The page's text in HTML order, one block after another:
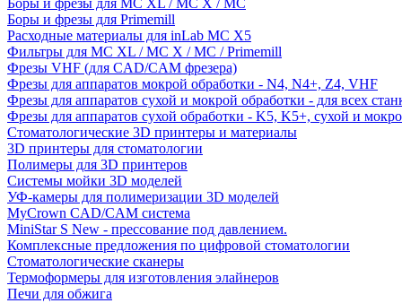
Боры и фрезы для MC XL / MC X / MC
Боры и фрезы для Primemill
Расходные материалы для inLab MC X5
Фильтры для MC XL / MC X / MC / Primemill
Фрезы VHF (для CAD/CAM фрезера)
Фрезы для аппаратов мокрой обработки - N4, N4+, Z4, VHF
Фрезы для аппаратов сухой и мокрой обработки - для всех
Фрезы для аппаратов сухой обработки - K5, K5+, сухой и
Стоматологические 3D принтеры и материалы
3D принтеры для стоматологии
Полимеры для 3D принтеров
Системы мойки 3D моделей
УФ-камеры для полимеризации 3D моделей
MyCrown CAD/CAM система
MiniStar S New - прессование под давлением.
Комплексные предложения по цифровой стоматологии
Стоматологические сканеры
Термоформеры для изготовления элайнеров
Печи для обжига